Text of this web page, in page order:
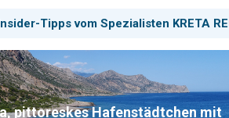
Tipps vom Spezialisten KRETA
pittoreskes Hafenstädtchen mit